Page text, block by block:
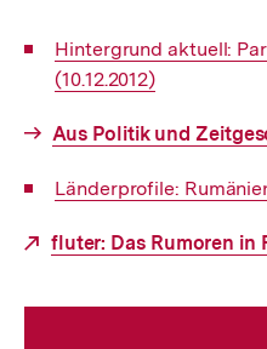
Interner
Link:
Hintergrund aktuell:
(10.12.2012)
Interner
Aus Politik und
Interner
Länderprofile:
Externer
fluter: Das Rumoren in